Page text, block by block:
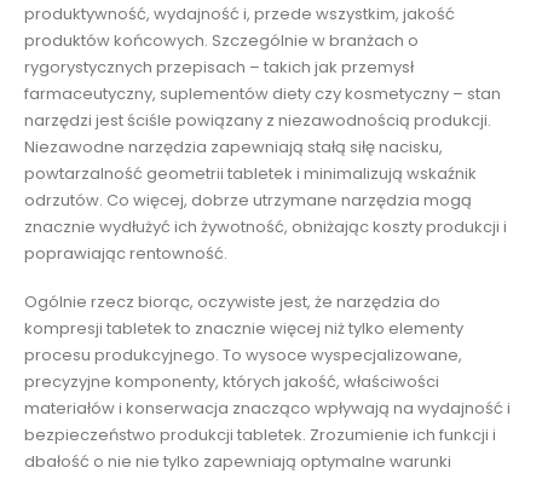
produktywność, wydajność i, przede wszystkim, jakość
produktów końcowych. Szczególnie w branżach o
rygorystycznych przepisach – takich jak przemysł
farmaceutyczny, suplementów diety czy kosmetyczny – stan
narzędzi jest ściśle powiązany z niezawodnością produkcji.
Niezawodne narzędzia zapewniają stałą siłę nacisku,
powtarzalność geometrii tabletek i minimalizują wskaźnik
odrzutów. Co więcej, dobrze utrzymane narzędzia mogą
znacznie wydłużyć ich żywotność, obniżając koszty produkcji i
poprawiając rentowność.
Ogólnie rzecz biorąc, oczywiste jest, że narzędzia do
kompresji tabletek to znacznie więcej niż tylko elementy
procesu produkcyjnego. To wysoce wyspecjalizowane,
precyzyjne komponenty, których jakość, właściwości
materiałów i konserwacja znacząco wpływają na wydajność i
bezpieczeństwo produkcji tabletek. Zrozumienie ich funkcji i
dbałość o nie nie tylko zapewniają optymalne warunki